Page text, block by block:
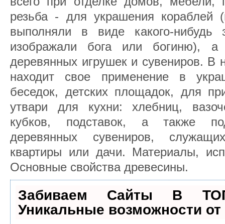
резьба - для украшения кораблей
выполняли в виде какого-
изображали бога или богиню), а
деревянных игрушек и сувениров. В
находит свое применение в
беседок, детских площадок, для
утвари для кухни: хлебниц,
кубков, подставок, а также
деревянных сувениров,
квартиры или дачи. Материалы,
Основные свойства древесины.
Забиваем Сайты В
Уникальные возможности от